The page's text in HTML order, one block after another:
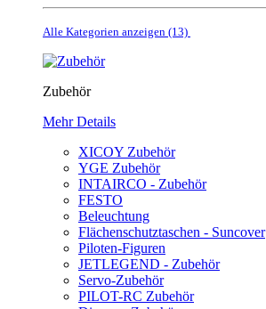
Alle Kategorien anzeigen (13)
Zubehör
Mehr Details
XICOY Zubehör
YGE Zubehör
INTAIRCO - Zubehör
FESTO
Beleuchtung
Flächenschutztaschen - Suncover
Piloten-Figuren
JETLEGEND - Zubehör
Servo-Zubehör
PILOT-RC Zubehör